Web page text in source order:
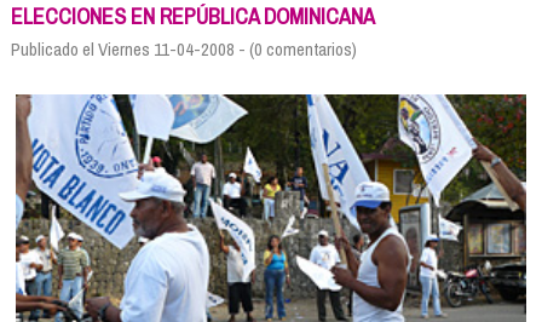
Info viajeros
ELECCIONES EN REPÚBLICA DOMINICANA
Publicado el Viernes 11-04-2008 - (0 comentarios)